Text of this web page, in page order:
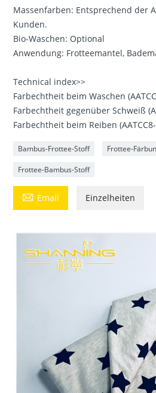
Massenfarben: Entsprechend der
Kunden.
Bio-Waschen: Optional
Anwendung: Frotteemantel,
Technical index>>
Farbechtheit beim Waschen
Farbechtheit gegenüber Schweiß
Farbechtheit beim Reiben
Bambus-Frottee-Stoff Frottee-
Frottee-Bambus-Stoff
 Email Einzelheiten